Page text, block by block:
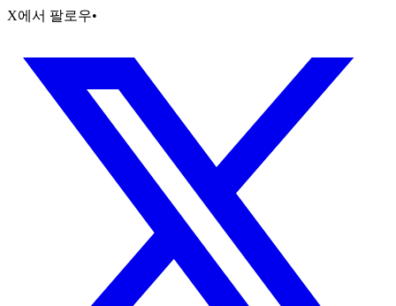
X에서 팔로우•